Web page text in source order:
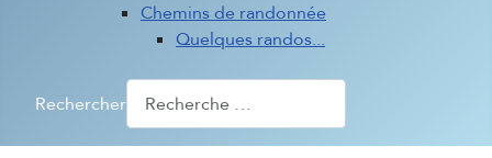
Chemins de randonnée
Quelques randos...
Rechercher